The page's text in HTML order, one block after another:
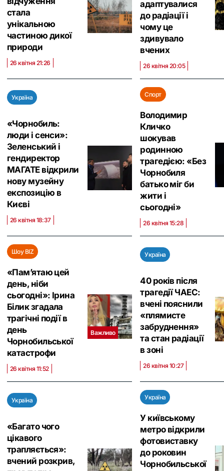
стала
унікальною
частиною дикої
природи
26 квітня 21:26
адаптувалися
до радіації і
чому це
здивувало
вчених
26 квітня 20:05
Україна
«Чорнобиль:
люди і сенси»:
Зеленський і
гендиректор
МАГАТЕ відкрили
нову музейну
експозицію в
Києві
26 квітня 18:37
Спорт
Володимир
Кличко
шокував
родинною
трагедією: «Без
Чорнобиля
батько міг би
жити і
сьогодні»
26 квітня 15:28
Важливо
Шоу BIZ
«Пам’ятаю цей
день, ніби
сьогодні»: Ірина
Білик згадала
трагічні події в
день
Чорнобильської
катастрофи
26 квітня 11:52
Україна
40 років після
трагедії ЧАЕС:
вчені пояснили
«плямисте
забруднення»
та стан радіації
в зоні
26 квітня 10:27
Україна
«‎Багато чого
цікавого
трапляється»:
вчений розкрив,
Україна
У київському
метро відкрили
фотовиставку
до роковин
Чорнобильської